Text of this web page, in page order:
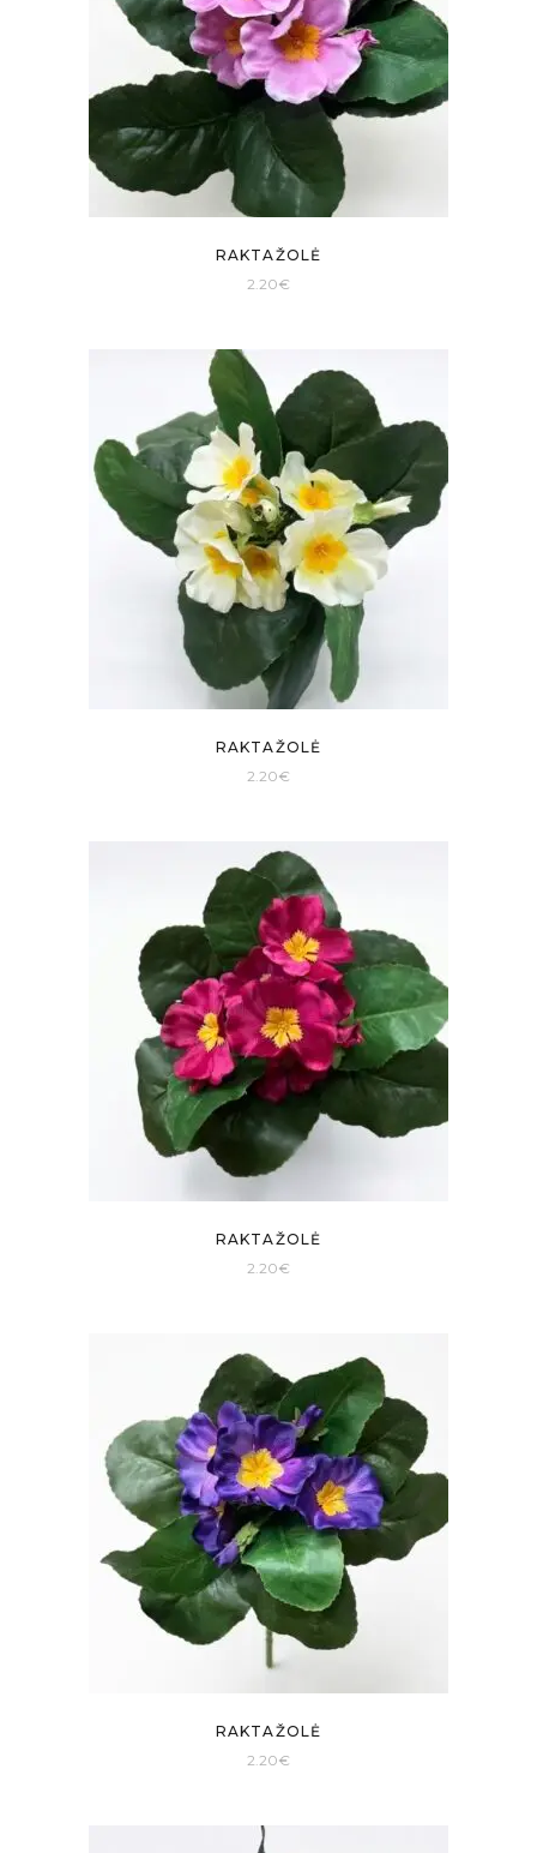
RAKTAŽOLĖ
2.20€
RAKTAŽOLĖ
2.20€
RAKTAŽOLĖ
2.20€
RAKTAŽOLĖ
2.20€